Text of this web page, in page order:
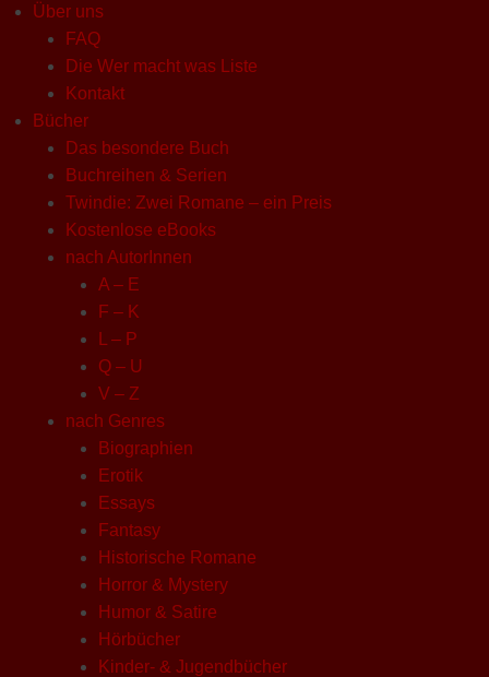
Über uns
FAQ
Die Wer macht was Liste
Kontakt
Bücher
Das besondere Buch
Buchreihen & Serien
Twindie: Zwei Romane – ein Preis
Kostenlose eBooks
nach AutorInnen
A – E
F – K
L – P
Q – U
V – Z
nach Genres
Biographien
Erotik
Essays
Fantasy
Historische Romane
Horror & Mystery
Humor & Satire
Hörbücher
Kinder- & Jugendbücher